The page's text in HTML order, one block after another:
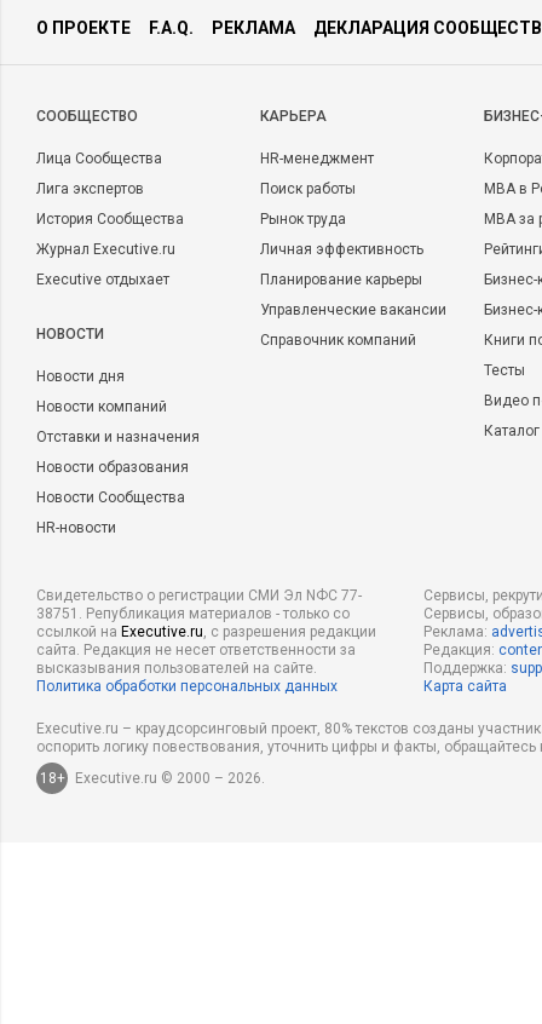
О ПРОЕКТЕ F.A.Q. РЕКЛАМА ДЕКЛАРАЦИЯ
CООБЩЕСТВО
Лица Сообщества
Лига экспертов
История Сообщества
Журнал Executive.ru
Executive отдыхает
НОВОСТИ
Новости дня
Новости компаний
Отставки и назначения
Новости образования
Новости Сообщества
HR-новости
КАРЬЕРА
HR-менеджмент
Поиск работы
Рынок труда
Личная эффективность
Планирование карьеры
Управленческие вакансии
Справочник компаний
MBA в
MBA
Бизнес-
Книги
Тесты
Видео
Свидетельство о регистрации СМИ Эл NФС 77-
38751. Републикация материалов - только со
ссылкой на Executive.ru, с разрешения редакции
сайта. Редакция не несет ответственности за
высказывания пользователей на сайте.
Политика обработки персональных данных
Сервисы,
Сервисы,
Реклама:
Редакция:
Поддержка:
Карта сайта
Executive.ru – краудсорсинговый проект, 80% текстов созданы
оспорить логику повествования, уточнить цифры и факты,
18+
Executive.ru © 2000 – 2026.